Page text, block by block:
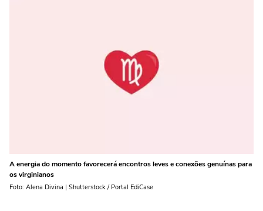
A energia do momento favorecerá encontros leves e conexões genuínas para
os virginianos
Foto: Alena Divina | Shutterstock / Portal EdiCase